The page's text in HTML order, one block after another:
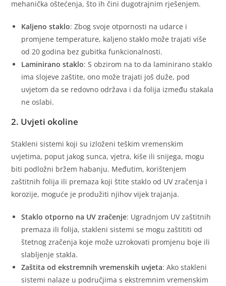
mehanička oštećenja, što ih čini dugotrajnim rješenjem.
Kaljeno staklo: Zbog svoje otpornosti na udarce i
promjene temperature, kaljeno staklo može trajati više
od 20 godina bez gubitka funkcionalnosti.
Laminirano staklo: S obzirom na to da laminirano staklo
ima slojeve zaštite, ono može trajati još duže, pod
uvjetom da se redovno održava i da folija između stakala
ne oslabi.
2. Uvjeti okoline
Stakleni sistemi koji su izloženi teškim vremenskim
uvjetima, poput jakog sunca, vjetra, kiše ili snijega, mogu
biti podložni bržem habanju. Međutim, korištenjem
zaštitnih folija ili premaza koji štite staklo od UV zračenja i
korozije, moguće je produžiti njihov vijek trajanja.
Staklo otporno na UV zračenje: Ugradnjom UV zaštitnih
premaza ili folija, stakleni sistemi se mogu zaštititi od
štetnog zračenja koje može uzrokovati promjenu boje ili
slabljenje stakla.
Zaštita od ekstremnih vremenskih uvjeta: Ako stakleni
sistemi nalaze u područjima s ekstremnim vremenskim